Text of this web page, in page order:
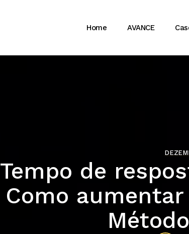
Home AVANCE
Tempo de
Como